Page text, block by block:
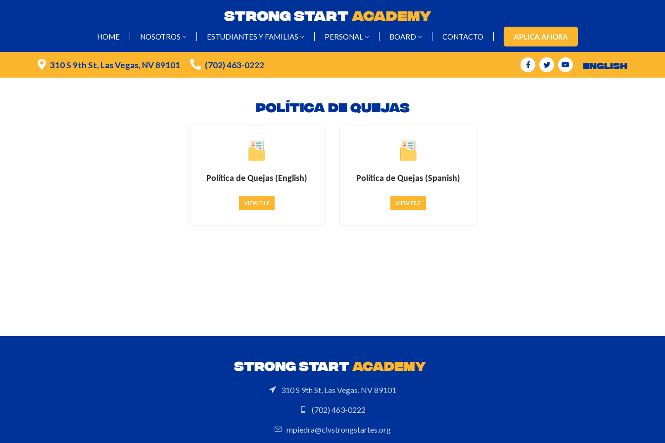
STRONG START ACADEMY
HOME NOSOTROS ESTUDIANTES Y FAMILIAS PERSONAL BOARD CONTACTO APLICA AHORA
310 S 9th St, Las Vegas, NV 89101 (702) 463-0222 ENGLISH
Política de Quejas
Política de Quejas (English)
VIEW FILE
Política de Quejas (Spanish)
VIEW FILE
STRONG START ACADEMY
310 S 9th St, Las Vegas, NV 89101
(702) 463-0222
mpiedra@clvstrongstartes.org